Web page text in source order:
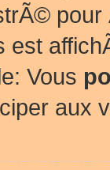
est
Vous
aux